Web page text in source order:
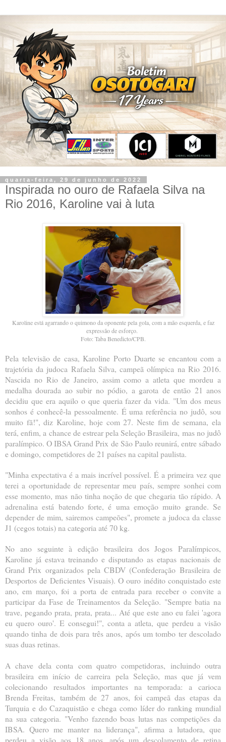
quarta-feira, 29 de junho de 2022
Inspirada no ouro de Rafaela Silva na
Rio 2016, Karoline vai à luta
Karoline está agarrando o quimono da oponente pela gola, com a mão esquerda, e faz
expressão de esforço.
Foto: Taba Benedicto/CPB.
Pela televisão de casa, Karoline Porto Duarte se encantou com a
trajetória da judoca Rafaela Silva, campeã olímpica na Rio 2016.
Nascida no Rio de Janeiro, assim como a atleta que mordeu a
medalha dourada ao subir no pódio, a garota de então 21 anos
decidiu que era aquilo o que queria fazer da vida. "Um dos meus
sonhos é conhecê-la pessoalmente. É uma referência no judô, sou
muito fã!", diz Karoline, hoje com 27. Neste fim de semana, ela
terá, enfim, a chance de estrear pela Seleção Brasileira, mas no judô
paralímpico. O IBSA Grand Prix de São Paulo reunirá, entre sábado
e domingo, competidores de 21 países na capital paulista.
"Minha expectativa é a mais incrível possível. É a primeira vez que
terei a oportunidade de representar meu país, sempre sonhei com
esse momento, mas não tinha noção de que chegaria tão rápido. A
adrenalina está batendo forte, é uma emoção muito grande. Se
depender de mim, sairemos campeões", promete a judoca da classe
J1 (cegos totais) na categoria até 70 kg.
No ano seguinte à edição brasileira dos Jogos Paralímpicos,
Karoline já estava treinando e disputando as etapas nacionais de
Grand Prix organizados pela CBDV (Confederação Brasileira de
Desportos de Deficientes Visuais). O ouro inédito conquistado este
ano, em março, foi a porta de entrada para receber o convite a
participar da Fase de Treinamentos da Seleção. "Sempre batia na
trave, pegando prata, prata, prata... Até que este ano eu falei 'agora
eu quero ouro'. E consegui!", conta a atleta, que perdeu a visão
quando tinha de dois para três anos, após um tombo ter descolado
suas duas retinas.
A chave dela conta com quatro competidoras, incluindo outra
brasileira em início de carreira pela Seleção, mas que já vem
colecionando resultados importantes na temporada: a carioca
Brenda Freitas, também de 27 anos, foi campeã das etapas da
Turquia e do Cazaquistão e chega como líder do ranking mundial
na sua categoria. "Venho fazendo boas lutas nas competições da
IBSA. Quero me manter na liderança", afirma a lutadora, que
perdeu a visão aos 18 anos, após um descolamento de retina